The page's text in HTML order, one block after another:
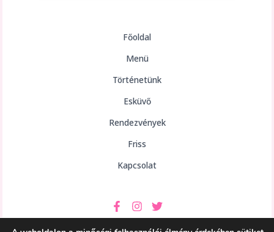
Főoldal
Menü
Történetünk
Esküvő
Rendezvények
Friss
Kapcsolat